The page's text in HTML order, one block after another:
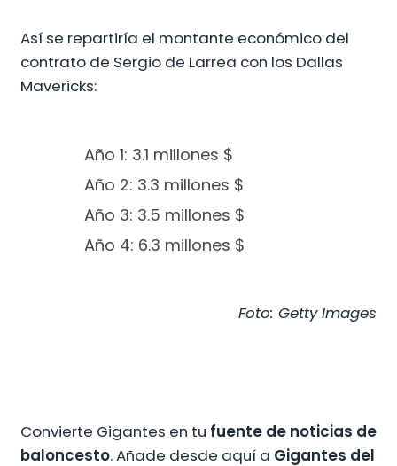
Así se repartiría el montante económico del
contrato de Sergio de Larrea con los Dallas
Mavericks:
Año 1: 3.1 millones $
Año 2: 3.3 millones $
Año 3: 3.5 millones $
Año 4: 6.3 millones $
Foto: Getty Images
Convierte Gigantes en tu fuente de noticias de
baloncesto. Añade desde aquí a Gigantes del